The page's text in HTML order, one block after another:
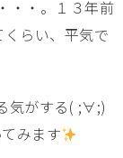
・・。１３年前
らい、平気で
気がする( ;∀;)
みます